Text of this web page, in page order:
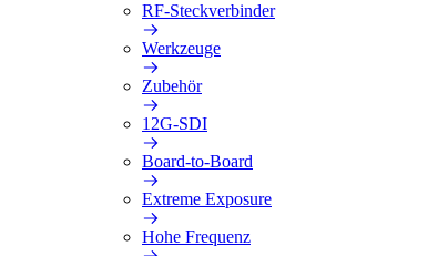
RF-Steckverbinder
Werkzeuge
Zubehör
12G-SDI
Board-to-Board
Extreme Exposure
Hohe Frequenz